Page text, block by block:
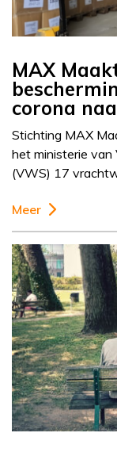
MAX
corona
Stichting MAX
het ministerie van
(VWS) 17
Meer